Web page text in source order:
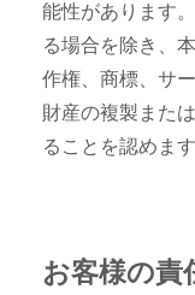
能性があります
る場合を除き、
作権、商標、サ
財産の複製また
ることを認めます
お客様の責